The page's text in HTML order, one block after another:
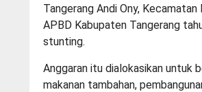
Tangerang Andi Ony,
APBD Kabupaten Tangerang
stunting.
Anggaran itu dialokasikan untuk
makanan tambahan,